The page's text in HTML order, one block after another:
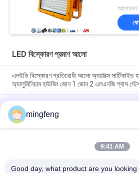
মিল
আলোচনা
LED বিস্ফোরণ প্রমাণ আলো
এলইডি বিস্ফোরণ প্রতিরোধী আলো অ্যাটেক্স সার্টিফাইড
অ্যালুমিনিয়াম হাউজিং জোন 1 জোন 2 এলএনজি গ্যাস
20W 40W 60W IP66 LED বিস্ফোরণ প্রমাণ আলো
প্রমাণ জরুরী আলো বিস্ফোরণ প্রমাণ হাই বে লাইট
প্রাচীর মাউন্ট জোন 1 জোন 2 এলএনজি গ্যাস স্টেশন তেল
mingfeng
9:41 AM
Good day, what product are you looking